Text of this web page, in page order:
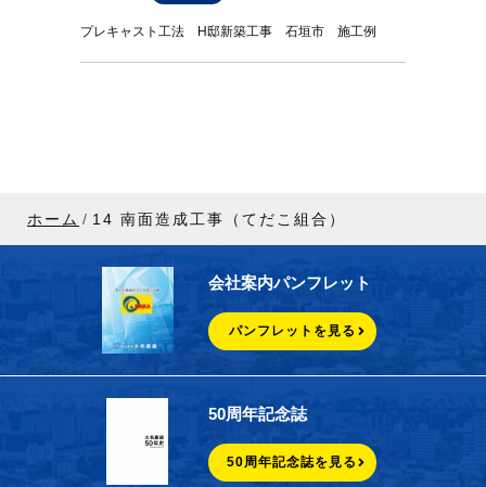
プレキャスト工法 H邸新築工事 石垣市 施工例
ホーム 14 南面造成工事（てだこ組合）
会社案内パンフレット
パンフレットを見る
50周年記念誌
50周年記念誌を見る